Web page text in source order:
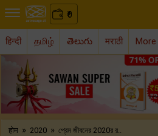
₹
0
हिन्दी தமிழ் తెలుగు मराठी More
Previous
होम » 2020 » প্রেম জীবনের 2020র র..